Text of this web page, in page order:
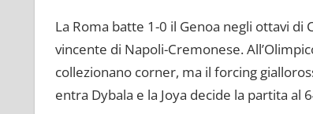
La Roma batte 1-0 il Genoa negli ottavi
vincente di Napoli-Cremonese.
collezionano corner, ma il forcing
entra Dybala e la Joya decide la partita al